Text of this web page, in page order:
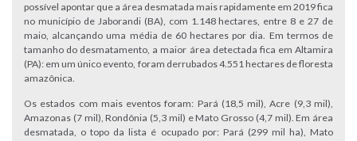
possível apontar que a área desmatada mais rapidamente em 2019 fica
no município de Jaborandi (BA), com 1.148 hectares, entre 8 e 27 de
maio, alcançando uma média de 60 hectares por dia. Em termos de
tamanho do desmatamento, a maior área detectada fica em Altamira
(PA): em um único evento, foram derrubados 4.551 hectares de floresta
amazônica.
Os estados com mais eventos foram: Pará (18,5 mil), Acre (9,3 mil),
Amazonas (7 mil), Rondônia (5,3 mil) e Mato Grosso (4,7 mil). Em área
desmatada, o topo da lista é ocupado por: Pará (299 mil ha), Mato